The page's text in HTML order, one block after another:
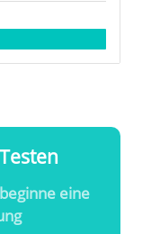
eine